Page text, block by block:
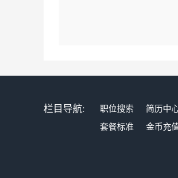
栏目导航: 职位搜索 简历中
套餐标准
金币充